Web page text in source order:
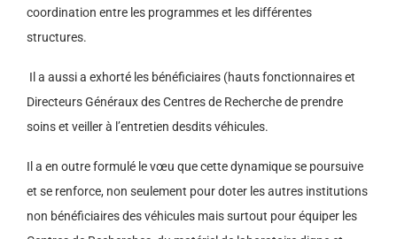
coordination entre les programmes et les différentes
structures.
Il a aussi a exhorté les bénéficiaires (hauts fonctionnaires et
Directeurs Généraux des Centres de Recherche de prendre
soins et veiller à l’entretien desdits véhicules.
Il a en outre formulé le vœu que cette dynamique se poursuive
et se renforce, non seulement pour doter les autres institutions
non bénéficiaires des véhicules mais surtout pour équiper les